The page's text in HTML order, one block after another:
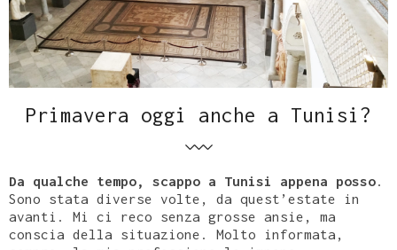
Primavera oggi anche a Tunisi?
Da qualche tempo, scappo a Tunisi appena posso.
Sono stata diverse volte, da quest’estate in
avanti. Mi ci reco senza grosse ansie, ma
conscia della situazione. Molto informata,